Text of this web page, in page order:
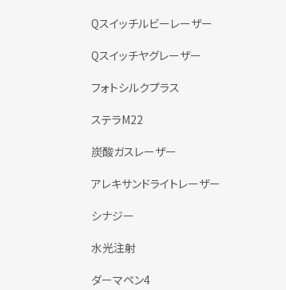
Qスイッチルビーレーザー
Qスイッチヤグレーザー
フォトシルクプラス
ステラM22
炭酸ガスレーザー
アレキサンドライトレーザー
シナジー
水光注射
ダーマペン4